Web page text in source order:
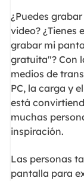
¿Puedes
video? ¿Tienes
grabar mi
gratuita"? Con
medios de
PC, la carga y
está
muchas
inspiración.
Las personas
pantalla para